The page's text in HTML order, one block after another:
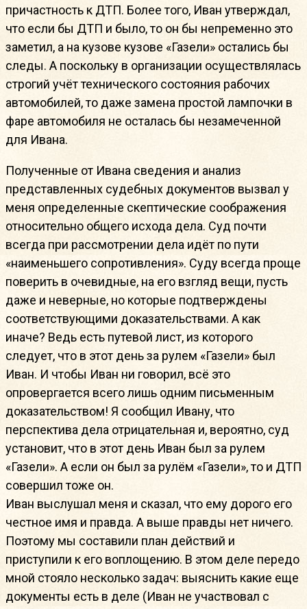
причастность к ДТП. Более того, Иван утверждал,
что если бы ДТП и было, то он бы непременно это
заметил, а на кузове кузове «Газели» остались бы
следы. А поскольку в организации осуществлялась
строгий учёт технического состояния рабочих
автомобилей, то даже замена простой лампочки в
фаре автомобиля не осталась бы незамеченной
для Ивана.
Полученные от Ивана сведения и анализ
представленных судебных документов вызвал у
меня определенные скептические соображения
относительно общего исхода дела. Суд почти
всегда при рассмотрении дела идёт по пути
«наименьшего сопротивления». Суду всегда проще
поверить в очевидные, на его взгляд вещи, пусть
даже и неверные, но которые подтверждены
соответствующими доказательствами. А как
иначе? Ведь есть путевой лист, из которого
следует, что в этот день за рулем «Газели» был
Иван. И чтобы Иван ни говорил, всё это
опровергается всего лишь одним письменным
доказательством! Я сообщил Ивану, что
перспектива дела отрицательная и, вероятно, суд
установит, что в этот день Иван был за рулем
«Газели». А если он был за рулём «Газели», то и ДТП
совершил тоже он.
Иван выслушал меня и сказал, что ему дорого его
честное имя и правда. А выше правды нет ничего.
Поэтому мы составили план действий и
приступили к его воплощению. В этом деле передо
мной стояло несколько задач: выяснить какие еще
документы есть в деле (Иван не участвовал с